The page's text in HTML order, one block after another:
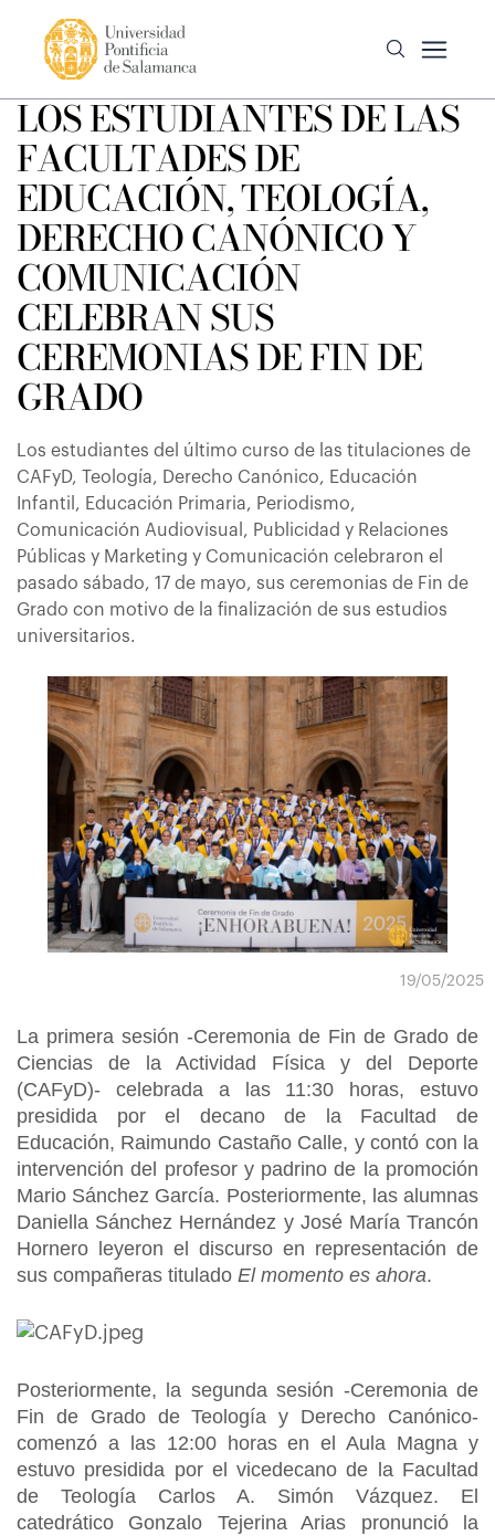
LOS ESTUDIANTES DE LAS
FACULTADES DE
EDUCACIÓN, TEOLOGÍA,
DERECHO CANÓNICO Y
COMUNICACIÓN
CELEBRAN SUS
CEREMONIAS DE FIN DE
GRADO
Los estudiantes del último curso de las titulaciones de
CAFyD, Teología, Derecho Canónico, Educación
Infantil, Educación Primaria, Periodismo,
Comunicación Audiovisual, Publicidad y Relaciones
Públicas y Marketing y Comunicación celebraron el
pasado sábado, 17 de mayo, sus ceremonias de Fin de
Grado con motivo de la finalización de sus estudios
universitarios.
19/05/2025
La primera sesión -Ceremonia de Fin de Grado de
Ciencias de la Actividad Física y del Deporte
(CAFyD)- celebrada a las 11:30 horas, estuvo
presidida por el decano de la Facultad de
Educación, Raimundo Castaño Calle, y contó con la
intervención del profesor y padrino de la promoción
Mario Sánchez García. Posteriormente, las alumnas
Daniella Sánchez Hernández y José María Trancón
Hornero leyeron el discurso en representación de
sus compañeras titulado El momento es ahora.
Posteriormente, la segunda sesión -Ceremonia de
Fin de Grado de Teología y Derecho Canónico-
comenzó a las 12:00 horas en el Aula Magna y
estuvo presidida por el vicedecano de la Facultad
de Teología Carlos A. Simón Vázquez. El
catedrático Gonzalo Tejerina Arias pronunció la